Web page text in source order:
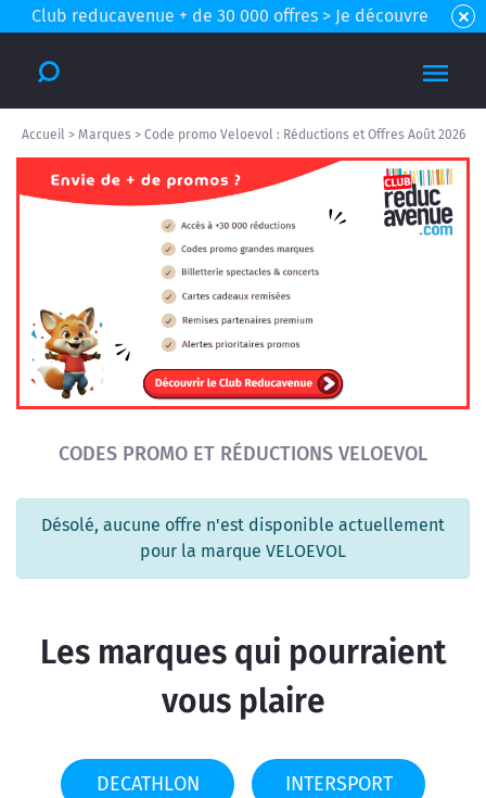
Club reducavenue + de 30 000 offres > Je découvre
Accueil > Marques > Code promo Veloevol : Réductions et Offres Août 2026
CODES PROMO ET RÉDUCTIONS VELOEVOL
Désolé, aucune offre n'est disponible actuellement
pour la marque VELOEVOL
Les marques qui pourraient
vous plaire
DECATHLON INTERSPORT